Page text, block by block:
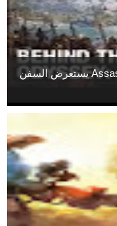
فيديو جديد للعبة Assassin’s Creed Odyssey يستعرض السفن